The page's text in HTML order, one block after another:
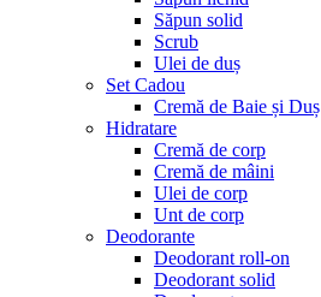
Săpun solid
Scrub
Ulei de duș
Set Cadou
Cremă de Baie și Duș
Hidratare
Cremă de corp
Cremă de mâini
Ulei de corp
Unt de corp
Deodorante
Deodorant roll-on
Deodorant solid